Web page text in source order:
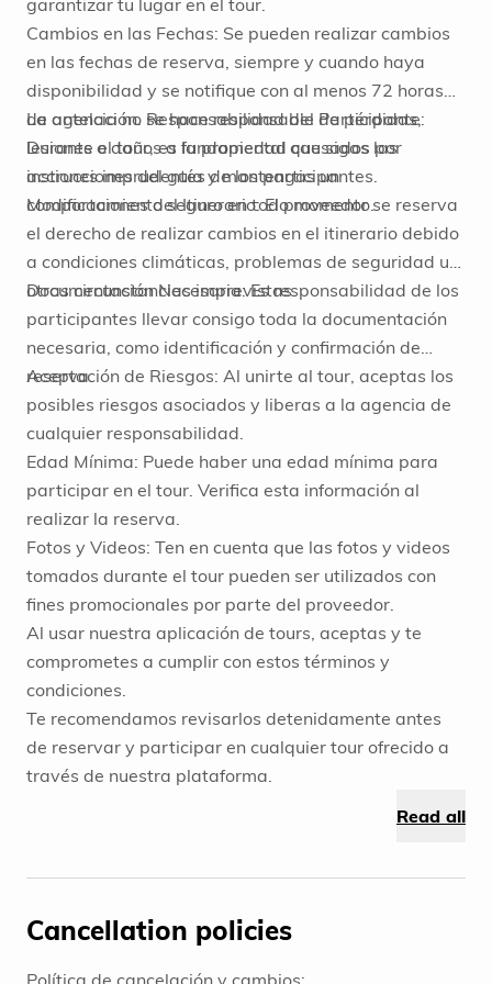
Cambios en las Fechas: Se pueden realizar cambios
en las fechas de reserva, siempre y cuando haya
disponibilidad y se notifique con al menos 72 horas
de antelación. Responsabilidad del Participante:
Durante el tour, es fundamental que sigas las
instrucciones del guía y mantengas un
comportamiento seguro en todo momento.
La agencia no se hace responsable de pérdidas,
lesiones o daños a la propiedad causados por
acciones imprudentes de los participantes.
Modificaciones del Itinerario: El proveedor se reserva
el derecho de realizar cambios en el itinerario debido
a condiciones climáticas, problemas de seguridad u
otras circunstancias imprevistas.
Documentación Necesaria: Es responsabilidad de los
participantes llevar consigo toda la documentación
necesaria, como identificación y confirmación de
reserva.
Aceptación de Riesgos: Al unirte al tour, aceptas los
posibles riesgos asociados y liberas a la agencia de
cualquier responsabilidad.
Edad Mínima: Puede haber una edad mínima para
participar en el tour. Verifica esta información al
realizar la reserva.
Fotos y Videos: Ten en cuenta que las fotos y videos
tomados durante el tour pueden ser utilizados con
fines promocionales por parte del proveedor.
Al usar nuestra aplicación de tours, aceptas y te
comprometes a cumplir con estos términos y
condiciones.
Te recomendamos revisarlos detenidamente antes
de reservar y participar en cualquier tour ofrecido a
través de nuestra plataforma.
Read all
Cancellation policies